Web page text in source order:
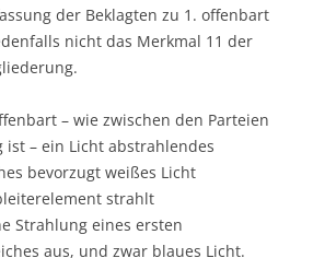
der Beklagten zu 1. offenbart
nicht das Merkmal 11 der
– wie zwischen den Parteien
– ein Licht abstrahlendes
bevorzugt weißes Licht
strahlt
Strahlung eines ersten
aus, und zwar blaues Licht.